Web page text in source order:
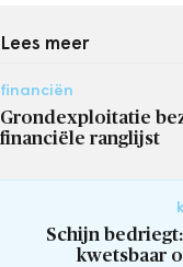
Lees meer
financiën
Grondexploitatie
financiële ranglijst
Schijn
kwetsbaar